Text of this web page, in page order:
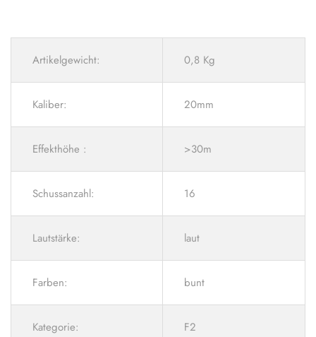
Artikelgewicht: 0,8 Kg
Kaliber: 20mm
Effekthöhe : >30m
Schussanzahl: 16
Lautstärke: laut
Farben: bunt
Kategorie: F2